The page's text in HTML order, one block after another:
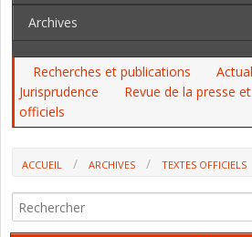
Archives
Recherches et publications
Jurisprudence
Revue de la presse
officiels
ACCUEIL ARCHIVES
TEXTES OFFICIELS
IDENTIFIANTS ÉLÈVES, L'ANIMATION, LA